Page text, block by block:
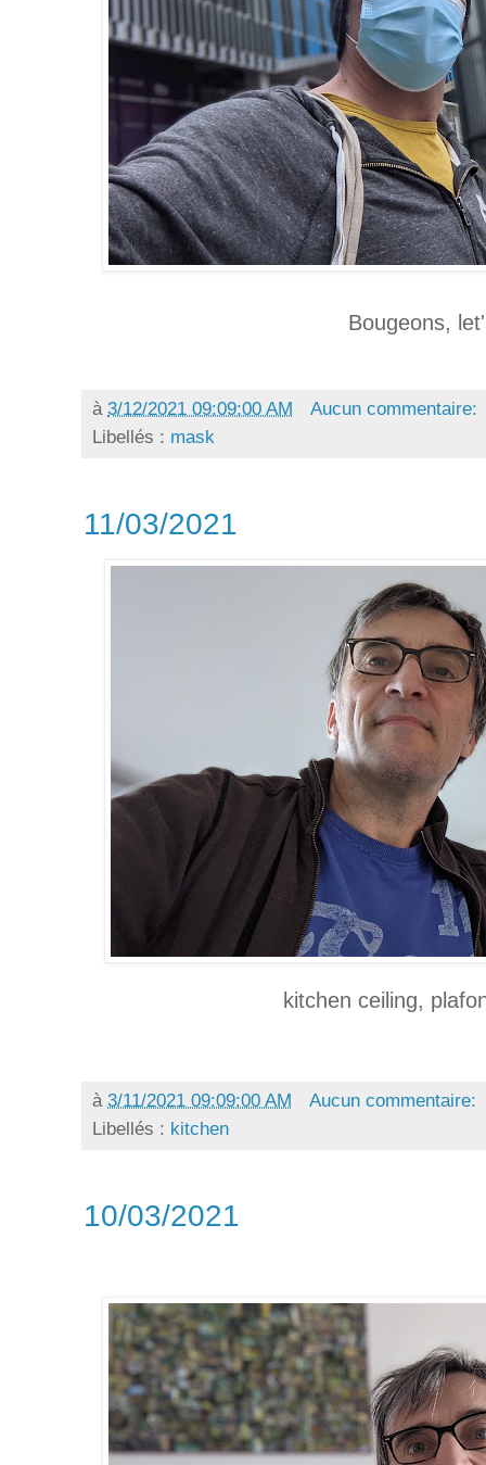
Bougeons,
à 3/12/2021 09:09:00 AM
Aucun commentaire:
Libellés : mask
11/03/2021
kitchen ceiling,
à 3/11/2021 09:09:00 AM
Aucun commentaire:
Libellés : kitchen
10/03/2021